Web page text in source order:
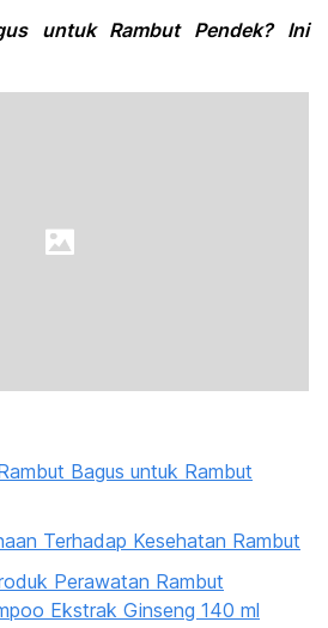
untuk Rambut Pendek? Ini
Bagus untuk Rambut
Terhadap Kesehatan Rambut
Perawatan Rambut
Ekstrak Ginseng 140 ml